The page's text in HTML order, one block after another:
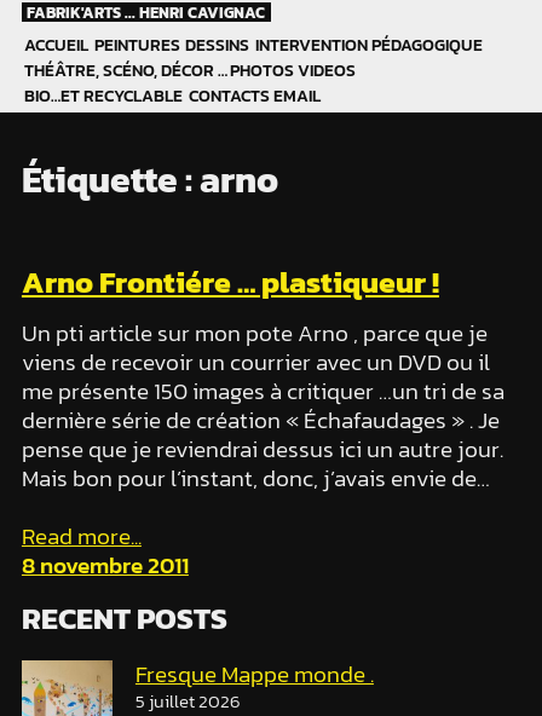
Skip
content
FABRIK'ARTS ... HENRI CAVIGNAC
ACCUEIL PEINTURES DESSINS INTERVENTION PÉDAGOGIQUE
THÉÂTRE, SCÉNO, DÉCOR …PHOTOSVIDEOS
BIO…ET RECYCLABLE CONTACTS EMAIL
Étiquette :arno
Arno Frontiére … plastiqueur !
Un pti article sur mon pote Arno , parce que je
viens de recevoir un courrier avec un DVD ou il
me présente 150 images à critiquer …un tri de sa
dernière série de création « Échafaudages » . Je
pense que je reviendrai dessus ici un autre jour.
Mais bon pour l’instant, donc, j’avais envie de…
Read more...
8 novembre 2011
RECENT POSTS
Fresque Mappe monde .
5 juillet 2026